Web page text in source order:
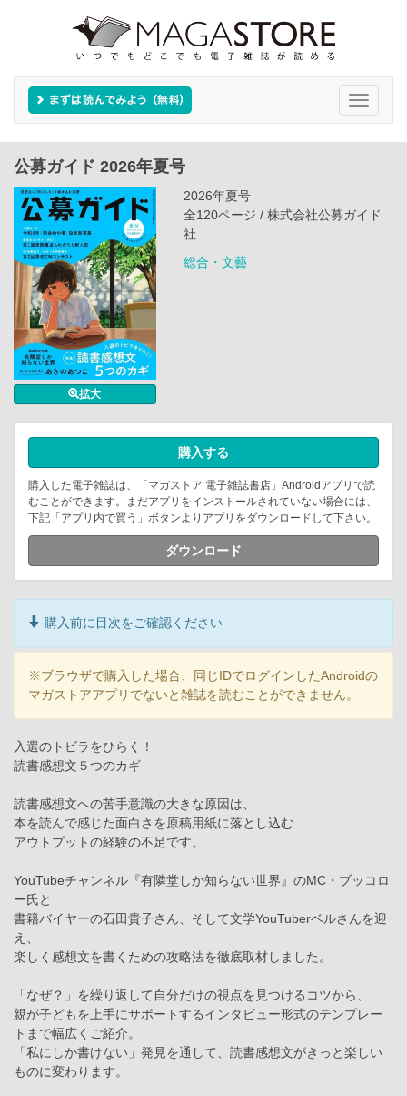
Toggle
公募ガイド 2026年夏号
拡大
2026年夏号
全120ページ / 株式会社公募ガイド
社
総合・文藝
購入する
購入した電子雑誌は、「マガストア 電子雑誌書店」Androidアプリで読
むことができます。まだアプリをインストールされていない場合には、
下記「アプリ内で買う」ボタンよりアプリをダウンロードして下さい。
ダウンロード
購入前に目次をご確認ください
※ブラウザで購入した場合、同じIDでログインしたAndroidの
マガストアアプリでないと雑誌を読むことができません。
入選のトビラをひらく！
読書感想文５つのカギ
読書感想文への苦手意識の大きな原因は、
本を読んで感じた面白さを原稿用紙に落とし込む
アウトプットの経験の不足です。
YouTubeチャンネル『有隣堂しか知らない世界』のMC・ブッコロ
ー氏と
書籍バイヤーの石田貴子さん、そして文学YouTuberベルさんを迎
え、
楽しく感想文を書くための攻略法を徹底取材しました。
「なぜ？」を繰り返して自分だけの視点を見つけるコツから、
親が子どもを上手にサポートするインタビュー形式のテンプレー
トまで幅広くご紹介。
「私にしか書けない」発見を通して、読書感想文がきっと楽しい
ものに変わります。